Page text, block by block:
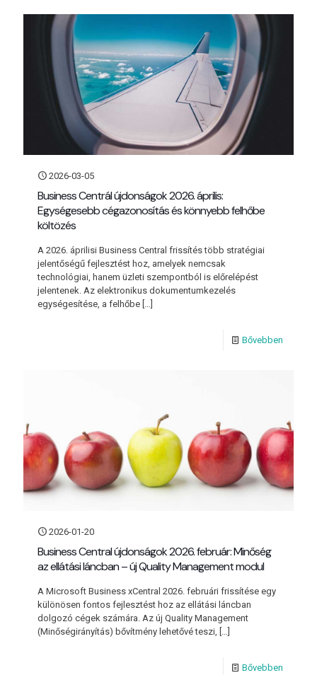
2026-03-05
Business Centrál újdonságok 2026. április:
Egységesebb cégazonosítás és könnyebb felhőbe
költözés
A 2026. áprilisi Business Central frissítés több stratégiai
jelentőségű fejlesztést hoz, amelyek nemcsak
technológiai, hanem üzleti szempontból is előrelépést
jelentenek. Az elektronikus dokumentumkezelés
egységesítése, a felhőbe […]
Bővebben
2026-01-20
Business Central újdonságok 2026. február: Minőség
az ellátási láncban – új Quality Management modul
A Microsoft Business xCentral 2026. februári frissítése egy
különösen fontos fejlesztést hoz az ellátási láncban
dolgozó cégek számára. Az új Quality Management
(Minőségirányítás) bővítmény lehetővé teszi, […]
Bővebben